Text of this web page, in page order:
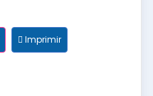
Imprimir